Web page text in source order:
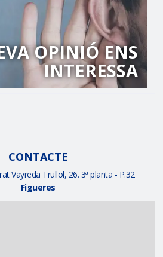
OPINIÓ ENS
INTERESSA
CONTACTE
Vayreda Trullol, 26. 3ª planta - P.32
Figueres